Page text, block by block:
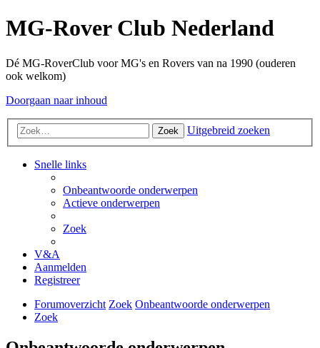
MG-Rover Club Nederland
Dé MG-RoverClub voor MG's en Rovers van na 1990 (ouderen
ook welkom)
Doorgaan naar inhoud
Zoek Uitgebreid zoeken
Snelle links
Onbeantwoorde onderwerpen
Actieve onderwerpen
Zoek
V&A
Aanmelden
Registreer
Forumoverzicht Zoek Onbeantwoorde onderwerpen
Zoek